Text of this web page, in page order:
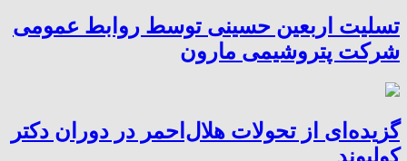
تسلیت اربعین حسینی توسط روابط عمومی
شرکت پتروشیمی مارون
گزیده‌ای از تحولات هلال‌احمر در دوران دکتر